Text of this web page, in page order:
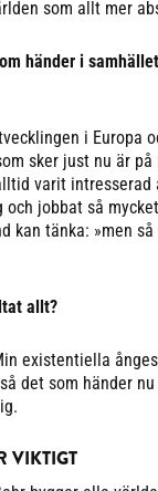
som allt mer
händer i
i Europa
sker just nu är
varit intresserad
jobbat så
kan tänka: »men
allt?
existentiella
det som händer
VIKTIGT